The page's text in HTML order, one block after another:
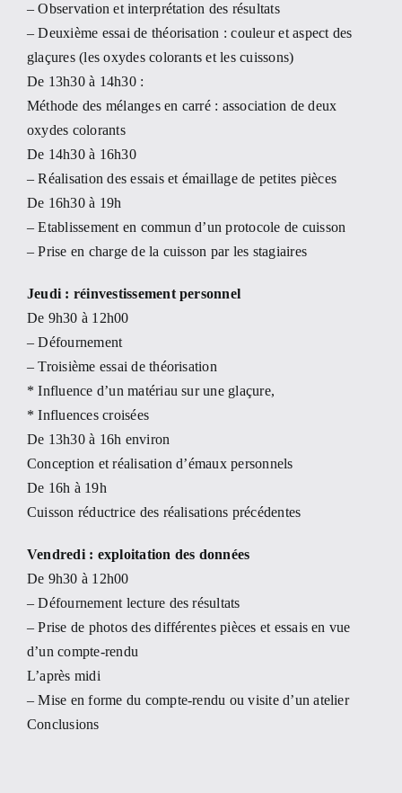
– Observation et interprétation des résultats
– Deuxième essai de théorisation : couleur et aspect des
glaçures (les oxydes colorants et les cuissons)
De 13h30 à 14h30 :
Méthode des mélanges en carré : association de deux
oxydes colorants
De 14h30 à 16h30
– Réalisation des essais et émaillage de petites pièces
De 16h30 à 19h
– Etablissement en commun d’un protocole de cuisson
– Prise en charge de la cuisson par les stagiaires
Jeudi : réinvestissement personnel
De 9h30 à 12h00
– Défournement
– Troisième essai de théorisation
* Influence d’un matériau sur une glaçure,
* Influences croisées
De 13h30 à 16h environ
Conception et réalisation d’émaux personnels
De 16h à 19h
Cuisson réductrice des réalisations précédentes
Vendredi : exploitation des données
De 9h30 à 12h00
– Défournement lecture des résultats
– Prise de photos des différentes pièces et essais en vue
d’un compte-rendu
L’après midi
– Mise en forme du compte-rendu ou visite d’un atelier
Conclusions